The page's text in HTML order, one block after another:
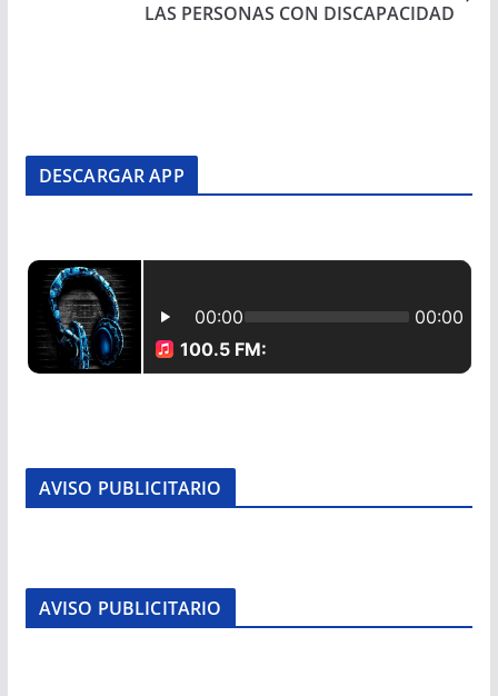
LAS PERSONAS CON DISCAPACIDAD
DESCARGAR APP
AVISO PUBLICITARIO
AVISO PUBLICITARIO